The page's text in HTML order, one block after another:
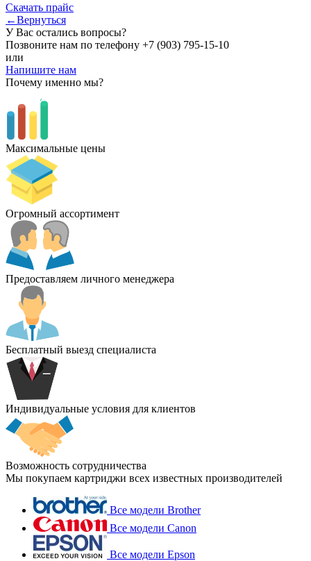
Скачать прайс
←Вернуться
У Вас остались вопросы?
Позвоните нам по телефону +7 (903) 795-15-10
или
Напишите нам
Почему именно мы?
Максимальные цены
Огромный ассортимент
Предоставляем личного менеджера
Бесплатный выезд специалиста
Индивидуальные условия для клиентов
Возможность сотрудничества
Мы покупаем картриджи всех известных производителей
Все модели Brother
Все модели Canon
Все модели Epson